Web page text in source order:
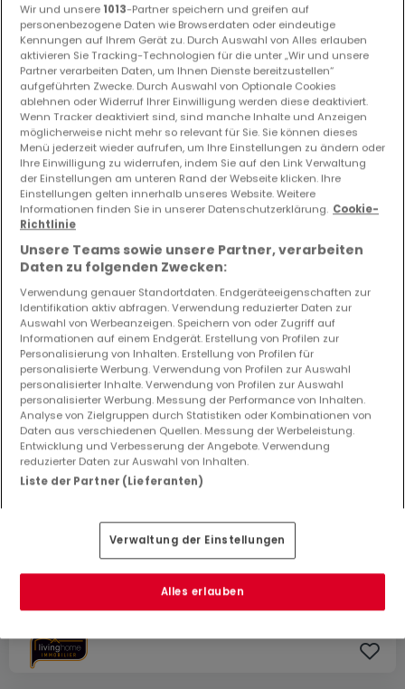
Reihenhaus 3 Schlafzimmer zum Kauf inClervaux
490.000 €
130 m² 3 1
Doppelhaushälfte 3 Schlafzimmer zum Kauf
Selscheid
597.000 €
1 1
Wir und unsere 1013-Partner speichern und greifen auf
personenbezogene Daten wie Browserdaten oder eindeutige
Kennungen auf Ihrem Gerät zu. Durch Auswahl von Alles erlauben
aktivieren Sie Tracking-Technologien für die unter „Wir und unsere
Partner verarbeiten Daten, um Ihnen Dienste bereitzustellen“
aufgeführten Zwecke. Durch Auswahl von Optionale Cookies
ablehnen oder Widerruf Ihrer Einwilligung werden diese deaktiviert.
Wenn Tracker deaktiviert sind, sind manche Inhalte und Anzeigen
möglicherweise nicht mehr so relevant für Sie. Sie können dieses
Menü jederzeit wieder aufrufen, um Ihre Einstellungen zu ändern oder
Ihre Einwilligung zu widerrufen, indem Sie auf den Link Verwaltung
der Einstellungen am unteren Rand der Webseite klicken. Ihre
Einstellungen gelten innerhalb unseres Website. Weitere
Informationen finden Sie in unserer Datenschutzerklärung. Cookie-
Richtlinie
Unsere Teams sowie unsere Partner, verarbeiten
Daten zu folgenden Zwecken:
Verwendung genauer Standortdaten. Endgeräteeigenschaften zur
Identifikation aktiv abfragen. Verwendung reduzierter Daten zur
Auswahl von Werbeanzeigen. Speichern von oder Zugriff auf
Informationen auf einem Endgerät. Erstellung von Profilen zur
Personalisierung von Inhalten. Erstellung von Profilen für
personalisierte Werbung. Verwendung von Profilen zur Auswahl
personalisierter Inhalte. Verwendung von Profilen zur Auswahl
personalisierter Werbung. Messung der Performance von Inhalten.
Analyse von Zielgruppen durch Statistiken oder Kombinationen von
Daten aus verschiedenen Quellen. Messung der Werbeleistung.
Entwicklung und Verbesserung der Angebote. Verwendung
reduzierter Daten zur Auswahl von Inhalten.
Liste der Partner (Lieferanten)
Verwaltung der Einstellungen
Alles erlauben